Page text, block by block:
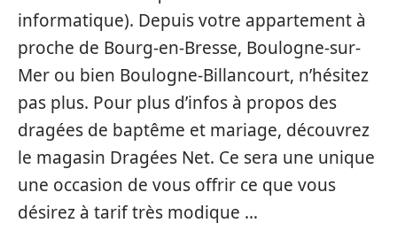
informatique). Depuis votre appartement à
proche de Bourg-en-Bresse, Boulogne-sur-
Mer ou bien Boulogne-Billancourt, n’hésitez
pas plus. Pour plus d’infos à propos des
dragées de baptême et mariage, découvrez
le magasin Dragées Net. Ce sera une unique
une occasion de vous offrir ce que vous
désirez à tarif très modique …